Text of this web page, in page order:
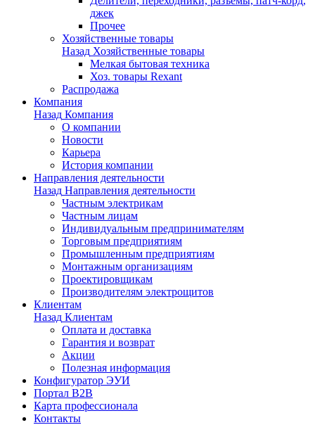
джек
Прочее
Хозяйственные товары
Назад Хозяйственные товары
Мелкая бытовая техника
Хоз. товары Rexant
Распродажа
Компания
Назад Компания
О компании
Новости
Карьера
История компании
Направления деятельности
Назад Направления деятельности
Частным электрикам
Частным лицам
Индивидуальным предпринимателям
Торговым предприятиям
Промышленным предприятиям
Монтажным организациям
Проектировщикам
Производителям электрощитов
Клиентам
Назад Клиентам
Оплата и доставка
Гарантия и возврат
Акции
Полезная информация
Конфигуратор ЭУИ
Портал B2B
Карта профессионала
Контакты